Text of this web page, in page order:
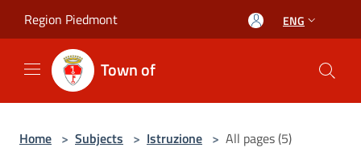
Region Piedmont ENG
Town of
Home > Subjects > Istruzione > All pages (5)